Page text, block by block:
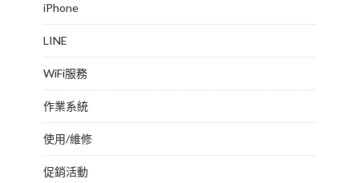
iPhone
LINE
WiFi服務
作業系統
使用/維修
促銷活動